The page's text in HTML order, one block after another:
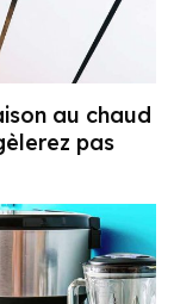
au chaud
pas